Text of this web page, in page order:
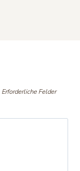
Erforderliche Felder